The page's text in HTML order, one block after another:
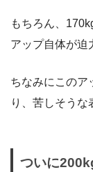
もちろん、
アップ自体が迫
ちなみにこのア
り、苦しそうな
ついに